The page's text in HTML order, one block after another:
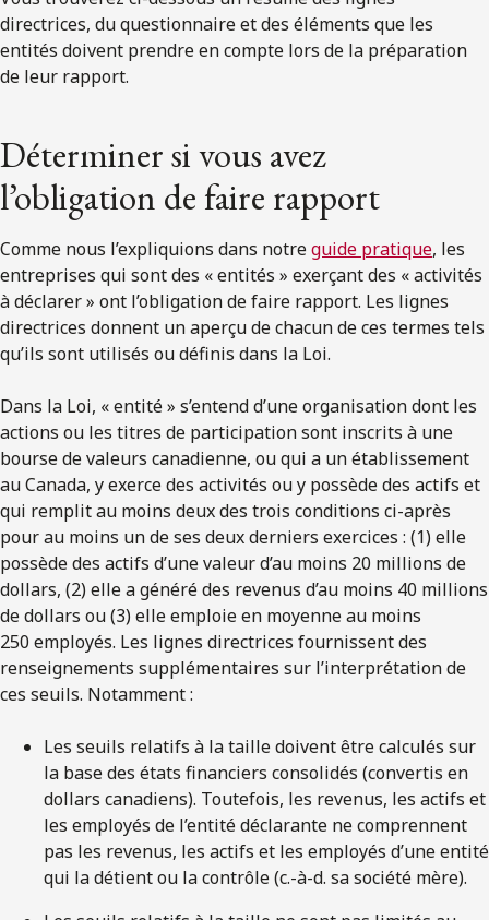
directrices, du questionnaire et des éléments que les
entités doivent prendre en compte lors de la préparation
de leur rapport.
Déterminer si vous avez
l’obligation de faire rapport
Comme nous l’expliquions dans notreguide pratique, les
entreprises qui sont des « entités » exerçant des « activités
à déclarer » ont l’obligation de faire rapport. Les lignes
directrices donnent un aperçu de chacun de ces termes tels
qu’ils sont utilisés ou définis dans la Loi.
Dans la Loi, « entité » s’entend d’une organisation dont les
actions ou les titres de participation sont inscrits à une
bourse de valeurs canadienne, ou qui a un établissement
au Canada, y exerce des activités ou y possède des actifs et
qui remplit au moins deux des trois conditions ci-après
pour au moins un de ses deux derniers exercices : (1) elle
possède des actifs d’une valeur d’au moins 20 millions de
dollars, (2) elle a généré des revenus d’au moins 40 millions
de dollars ou (3) elle emploie en moyenne au moins
250 employés. Les lignes directrices fournissent des
renseignements supplémentaires sur l’interprétation de
ces seuils. Notamment :
Les seuils relatifs à la taille doivent être calculés sur
la base des états financiers consolidés (convertis en
dollars canadiens). Toutefois, les revenus, les actifs et
les employés de l’entité déclarante ne comprennent
pas les revenus, les actifs et les employés d’une entité
qui la détient ou la contrôle (c.-à-d. sa société mère).